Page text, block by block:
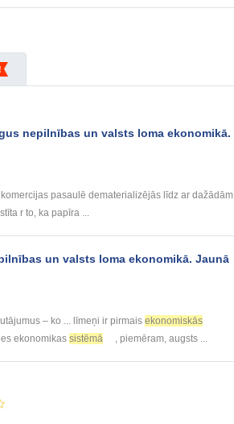
nepilnības un valsts loma ekonomikā.
pasaulē dematerializējās līdz ar dažādām
r to, ka papīra ...
un valsts loma ekonomikā. Jaunā
– ko ... līmeņi ir pirmais ekonomiskās
ekonomikas sistēmā , piemēram, augsts ...